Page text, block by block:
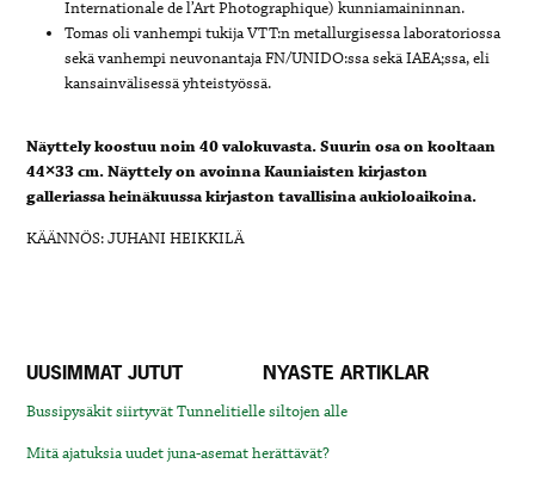
Internationale de l’Art Photographique) kunniamaininnan.
Tomas oli vanhempi tukija VTT:n metallurgisessa laboratoriossa
sekä vanhempi neuvonantaja FN/UNIDO:ssa sekä IAEA;ssa, eli
kansainvälisessä yhteistyössä.
Näyttely koostuu noin 40 valokuvasta. Suurin osa on kooltaan
44×33 cm. Näyttely on avoinna Kauniaisten kirjaston
galleriassa heinäkuussa kirjaston tavallisina aukioloaikoina.
KÄÄNNÖS: JUHANI HEIKKILÄ
UUSIMMAT JUTUT NYASTE ARTIKLAR
Bussipysäkit siirtyvät Tunnelitielle siltojen alle
Mitä ajatuksia uudet juna-asemat herättävät?